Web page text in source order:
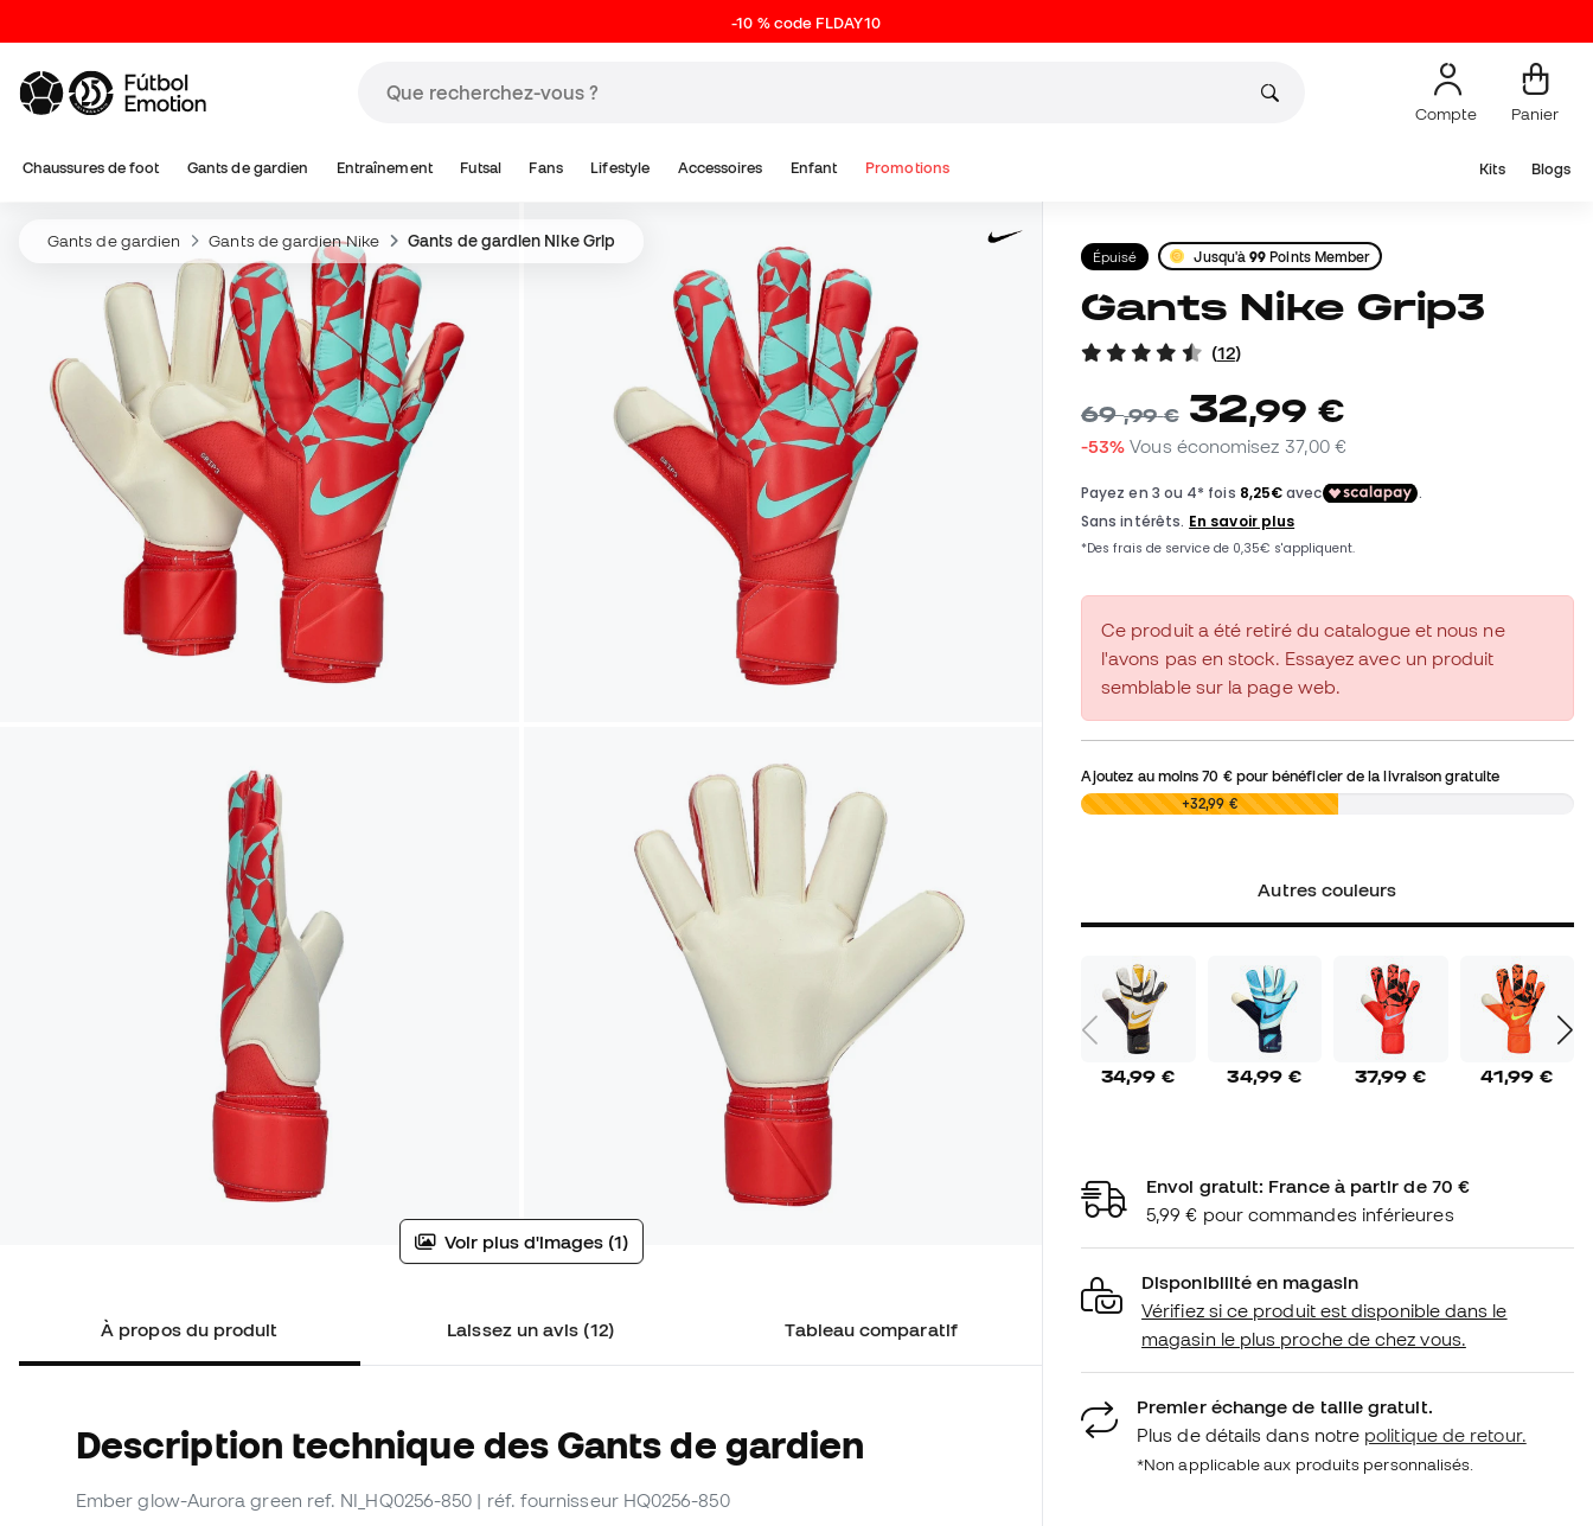
-10 % code FLDAY10
Compte Panier
Chaussures de foot Gants de gardien Entraînement Futsal Fans Lifestyle Accessoires Enfant Promotions Kits Blogs
Gants de gardien Gants de gardien Nike Gants de gardien Nike Grip
Voir plus d'images (1)
À propos du produit Laissez un avis (12) Tableau comparatif
Description technique des Gants de gardien
Ember glow-Aurora green ref. NI_HQ0256-850 | réf. fournisseur HQ0256-850
Épuisé Jusqu'à99 Points Member
Gants Nike Grip3
(12)
69,99 € 32,99 €
-53% Vous économisez 37,00 €
Ce produit a été retiré du catalogue et nous ne
l'avons pas en stock. Essayez avec un produit
semblable sur la page web.
Ajoutez au moins70 €pour bénéficier de la livraison gratuite
0,00 € +32,99 €
Autres couleurs
34,99 € 34,99 € 37,99 € 41,99 €
Envoi gratuit: France à partir de 70 €
5,99 € pour commandes inférieures
Disponibilité en magasin
Vérifiez si ce produit est disponible dans le
magasin le plus proche de chez vous.
Premier échange de taille gratuit.
Plus de détails dans notre politique de retour.
*Non applicable aux produits personnalisés.